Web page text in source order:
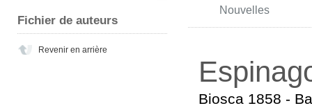
Fichier de auteurs
Revenir en arrière
Nouvelles
Biosca 1858 -